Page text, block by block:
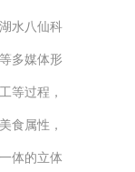
水八仙科
多媒体形
等过程，
食属性，
体的立体